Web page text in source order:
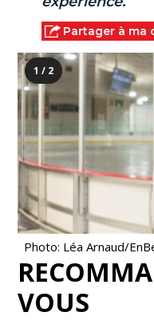
Partager à ma
1 / 2
Photo: Léa Arnaud/
VOUS